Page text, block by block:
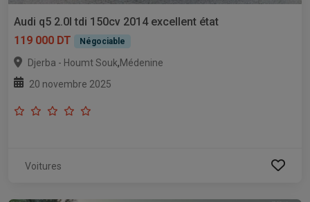
Audi q5 2.0l tdi 150cv 2014 excellent état
119 000 DT
Négociable
Djerba - Houmt Souk,Médenine
20 novembre 2025
Voitures